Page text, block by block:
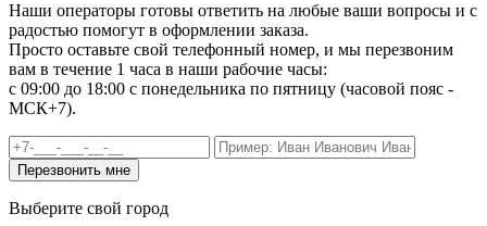
Наши операторы готовы ответить на любые ваши вопросы и с
радостью помогут в оформлении заказа.
Просто оставьте свой телефонный номер, и мы перезвоним
вам в течение 1 часа в наши рабочие часы:
c 09:00 до 18:00 с понедельника по пятницу (часовой пояс -
МСК+7).
Выберите свой город